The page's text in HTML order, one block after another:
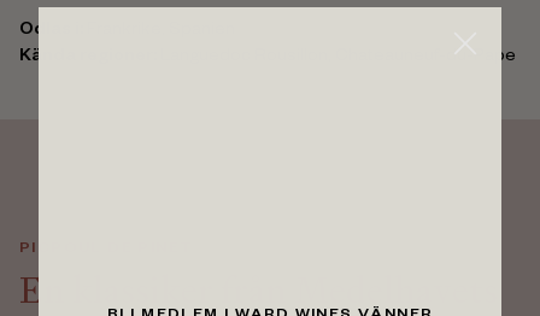
Odlas i:
Kända regioner:
Languedoc Rousillon, Chateauneuf-du-Pape
PICPOUL DE PINET
En klassiker från Medelhavets